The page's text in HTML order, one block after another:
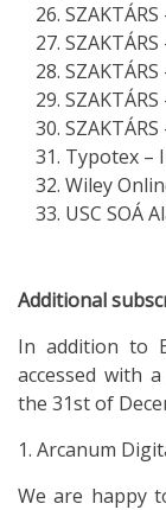
Typotex –
Wiley
USC SOÁ
Additional
In addition to
accessed with
the 31st of
1. Arcanum
We are happy